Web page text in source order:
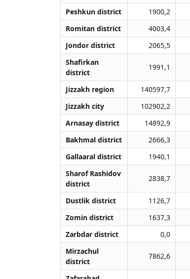
Peshkun district 1900,2
Romitan district
4003,4
Jondor district
2065,5
Shafirkan
district
1991,1
Jizzakh region 140597,7
Jizzakh city
102902,2
Arnasay district
14892,9
Bakhmal district
2666,3
Gallaaral district
1940,1
Sharof Rashidov
district
2838,7
Dustlik district 1126,7
Zomin district
1637,3
Zarbdar district
0,0
Mirzachul
district
7862,6